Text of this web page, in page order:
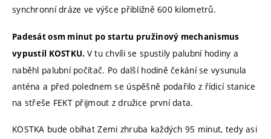
synchronní dráze ve výšce přibližně 600 kilometrů.
Padesát osm minut po startu pružinový mechanismus
vypustil KOSTKU. V tu chvíli se spustily palubní hodiny a
naběhl palubní počítač. Po další hodině čekání se vysunula
anténa a před polednem se úspěšně podařilo z řídicí stanice
na střeše FEKT přijmout z družice první data.
KOSTKA bude obíhat Zemi zhruba každých 95 minut, tedy asi